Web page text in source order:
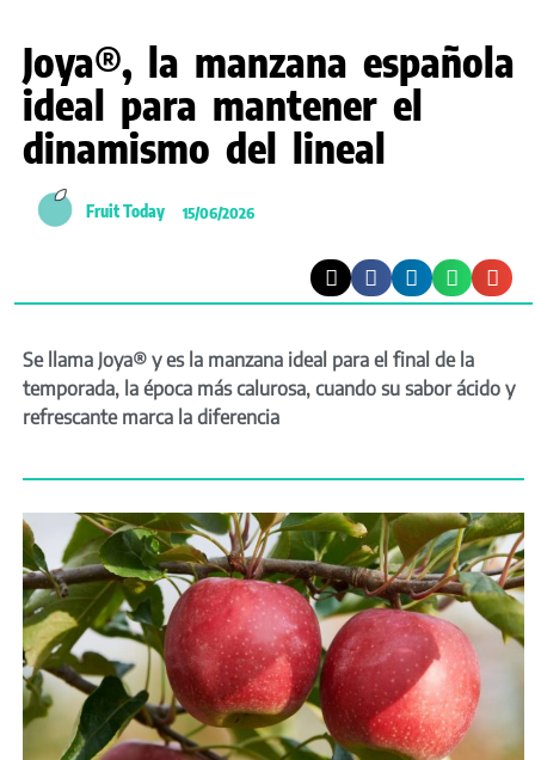
Joya®, la manzana española
ideal para mantener el
dinamismo del lineal
Fruit Today 15/06/2026
Se llama Joya® y es la manzana ideal para el final de la
temporada, la época más calurosa, cuando su sabor ácido y
refrescante marca la diferencia